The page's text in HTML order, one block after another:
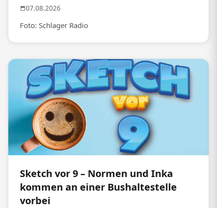
07.08.2026
Foto: Schlager Radio
Sketch vor 9 – Normen und Inka
kommen an einer Bushaltestelle
vorbei